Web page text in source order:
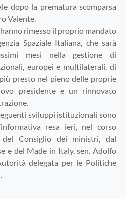
dopo la prematura scomparsa
Valente.
rimesso il proprio mandato
Spaziale Italiana, che sarà
mesi nella gestione di
europei e multilaterali, di
presto nel pieno delle proprie
presidente e un rinnovato
sviluppi istituzionali sono
resa ieri, nel corso
del Consiglio dei ministri, dal
e del Made in Italy, sen. Adolfo
delegata per le Politiche